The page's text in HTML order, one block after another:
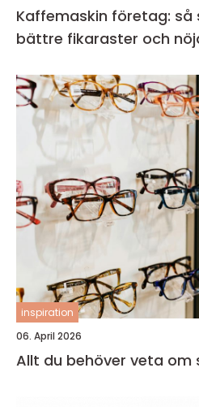
Kaffemaskin företag:
bättre fikaraster och
inspiration
06. April 2026
Allt du behöver veta om